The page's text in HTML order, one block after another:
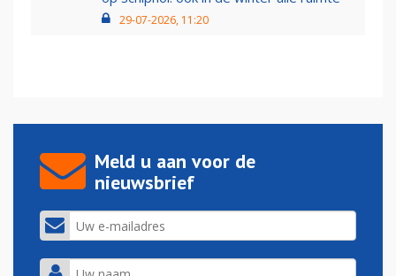
29-07-2026, 11:20
Meld u aan voor de
nieuwsbrief